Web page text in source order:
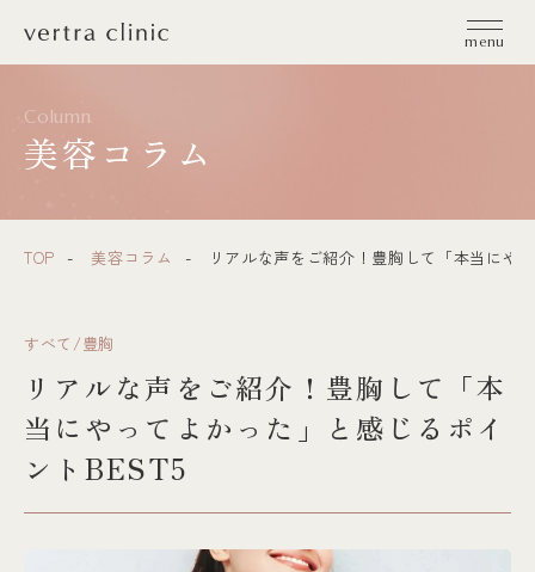
vertra clinic（ヴェルトラクリニック）
menu
Column
美容コラム
TOP 美容コラム リアルな声をご紹介！豊胸して「本当にや
すべて/豊胸
リアルな声をご紹介！豊胸して「本
当にやってよかった」と感じるポイ
ントBEST5